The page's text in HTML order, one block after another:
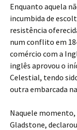
Enquanto aquela
incumbida de
resistência
num conflito em
comércio com a
inglês aprovou o
Celestial, tendo
outra embarcada
Naquele
Gladstone,